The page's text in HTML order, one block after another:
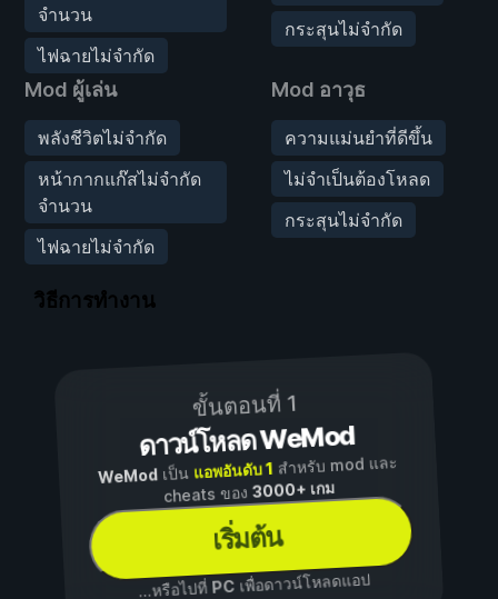
จำนวน
ไฟฉายไม่จำกัด
กระสุนไม่จำกัด
Mod ผู้เล่น
พลังชีวิตไม่จำกัด
หน้ากากแก๊สไม่จำกัด
จำนวน
ไฟฉายไม่จำกัด
Mod อาวุธ
ความแม่นยำที่ดีขึ้น
ไม่จำเป็นต้องโหลด
กระสุนไม่จำกัด
วิธีการทำงาน
ขั้นตอนที่ 1
ดาวน์โหลด WeMod
WeModเป็น แอพอันดับ 1 สำหรับ mod และ
cheats ของ3000+ เกม
เริ่มต้น
...หรือไปที่ PCเพื่อดาวน์โหลดแอป